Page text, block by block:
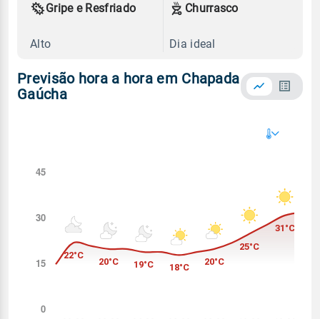
Gripe e Resfriado
Alto
Churrasco
Dia ideal
Previsão hora a hora em Chapada
Gaúcha